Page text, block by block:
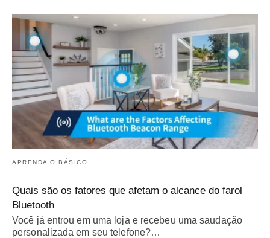
APRENDA O BÁSICO
Quais são os fatores que afetam o alcance do farol
Bluetooth
Você já entrou em uma loja e recebeu uma saudação
personalizada em seu telefone?…